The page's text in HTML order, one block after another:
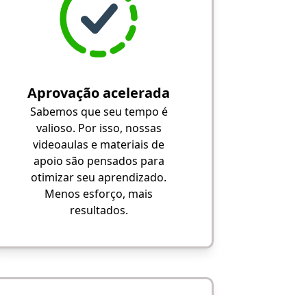
Aprovação acelerada
Sabemos que seu tempo é
valioso. Por isso, nossas
videoaulas e materiais de
apoio são pensados para
otimizar seu aprendizado.
Menos esforço, mais
resultados.